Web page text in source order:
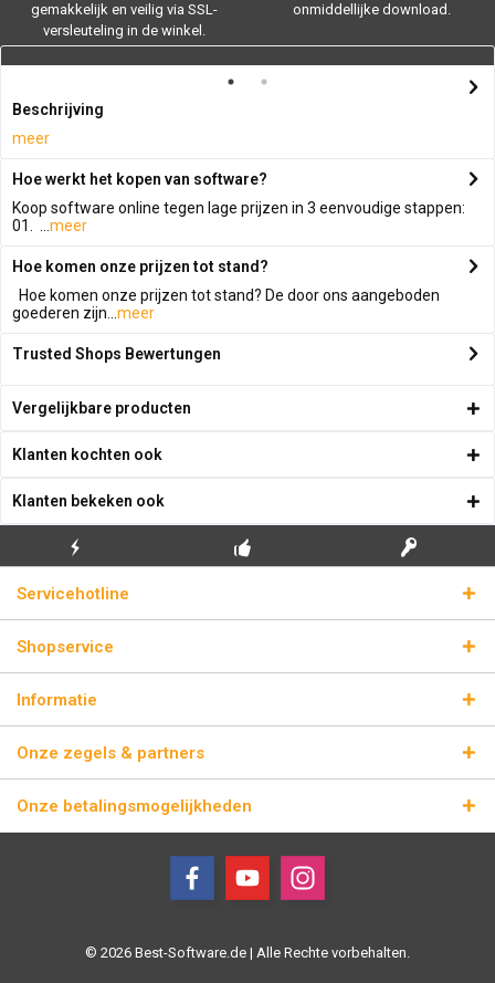
gemakkelijk en veilig via SSL-
versleuteling in de winkel.
onmiddellijke download.
Beschrijving
meer
Hoe werkt het kopen van software?
Koop software online tegen lage prijzen in 3 eenvoudige stappen:
01. ... meer
Hoe komen onze prijzen tot stand?
Hoe komen onze prijzen tot stand? De door ons aangeboden
goederen zijn... meer
Trusted Shops Bewertungen
Vergelijkbare producten
Klanten kochten ook
Klanten bekeken ook
BLIKSEMVERZENDING
LICENTIESLEUTELS
Servicehotline
Shopservice
Informatie
Onze zegels & partners
Onze betalingsmogelijkheden
© 2026 Best-Software.de | Alle Rechte vorbehalten.